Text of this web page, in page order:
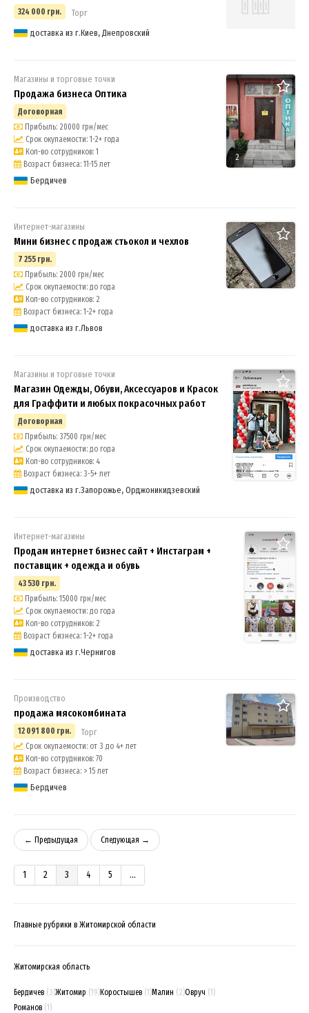
324 000 грн.
Торг
доставка из г.Киев, Днепровский
2
Магазины и торговые точки
Продажа бизнеса Оптика
Договорная
Прибыль: 20000 грн/мес
Срок окупаемости: 1-2+ года
Кол-во сотрудников: 1
Возраст бизнеса: 11-15 лет
Бердичев
Интернет-магазины
Мини бизнес с продаж стьокол и чехлов
7 255 грн.
Прибыль: 2000 грн/мес
Срок окупаемости: до года
Кол-во сотрудников: 2
Возраст бизнеса: 1-2+ года
доставка из г.Львов
12
Магазины и торговые точки
Магазин Одежды, Обуви, Аксессуаров и Красок
для Граффити и любых покрасочных работ
Договорная
Прибыль: 37500 грн/мес
Срок окупаемости: до года
Кол-во сотрудников: 4
Возраст бизнеса: 3-5+ лет
доставка из г.Запорожье, Орджоникидзевский
Интернет-магазины
Продам интернет бизнес сайт + Инстаграм +
поставщик + одежда и обувь
43 530 грн.
Прибыль: 15000 грн/мес
Срок окупаемости: до года
Кол-во сотрудников: 2
Возраст бизнеса: 1-2+ года
доставка из г.Чернигов
Производство
продажа мясокомбината
12 091 800 грн. Торг
Срок окупаемости: от 3 до 4+ лет
Кол-во сотрудников: 70
Возраст бизнеса: > 15 лет
Бердичев
← Предыдущая Следующая →
1 2 3 4 5 ...
Главные рубрики в Житомирской области
Житомирская область
Бердичев (3)
Романов (1)
Житомир (19)Коростышев (1)Малин (2)Овруч (1)